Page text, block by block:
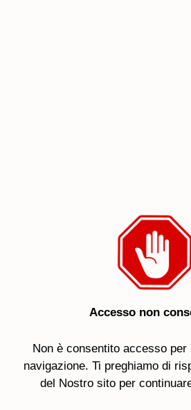
Accesso non
Non è consentito accesso per
navigazione. Ti preghiamo di
del Nostro sito per